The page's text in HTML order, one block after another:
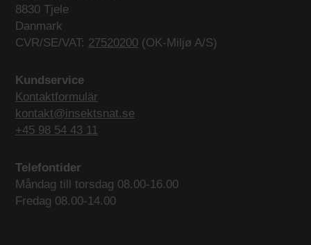
8830 Tjele
Danmark
CVR/SE/VAT: 27520200(OK-Miljø A/S)
Kundservice
Kontaktformulär
kontakt@insektsnat.se
+45 98 54 43 11
Telefontider
Måndag till torsdag 08.00-16.00
Fredag 08.00-14.00